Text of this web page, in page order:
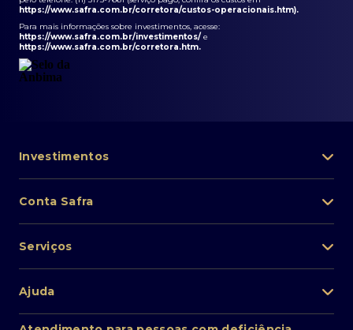
https://www.safra.com.br/corretora/custos-operacionais.htm).
Para mais informações sobre investimentos, acesse:
https://www.safra.com.br/investimentos/ e
https://www.safra.com.br/corretora.htm.
Investimentos
Lista de fundos de investimento
Private Banking
Renda fixa
Conta Safra
Pessoa Física
Cartões
Empréstimos e financiamentos
Serviços
Perda/roubo de celular
Ajuda
Atendimento ao cliente